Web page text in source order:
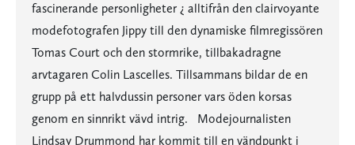
fascinerande personligheter ¿ alltifrån den clairvoyante
modefotografen Jippy till den dynamiske filmregissören
Tomas Court och den stormrike, tillbakadragne
arvtagaren Colin Lascelles. Tillsammans bildar de en
grupp på ett halvdussin personer vars öden korsas
genom en sinnrikt vävd intrig. Modejournalisten
Lindsay Drummond har kommit till en vändpunkt i